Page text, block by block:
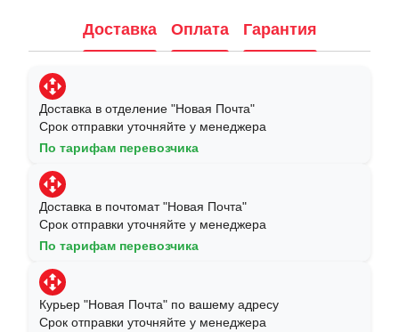
Доставка Оплата Гарантия
Доставка в отделение "Новая Почта"
Срок отправки уточняйте у менеджера
По тарифам перевозчика
Доставка в почтомат "Новая Почта"
Срок отправки уточняйте у менеджера
По тарифам перевозчика
Курьер "Новая Почта" по вашему адресу
Срок отправки уточняйте у менеджера